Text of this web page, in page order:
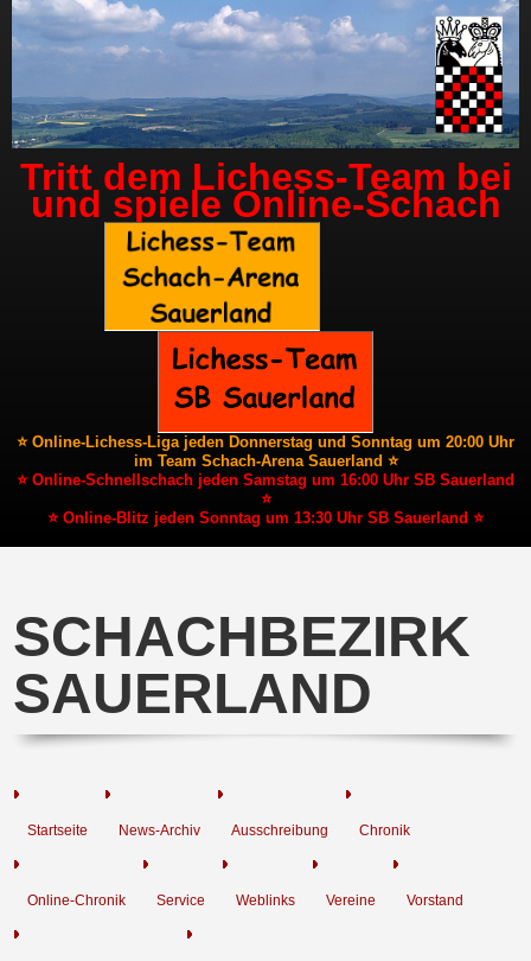
Tritt dem Lichess-Team bei
und spiele Online-Schach
⭐ Online-Lichess-Liga jeden Donnerstag und Sonntag um 20:00 Uhr
im Team Schach-Arena Sauerland ⭐
⭐ Online-Schnellschach jeden Samstag um 16:00 Uhr SB Sauerland
⭐
⭐ Online-Blitz jeden Sonntag um 13:30 Uhr SB Sauerland ⭐
SCHACHBEZIRK
SAUERLAND
Startseite News-Archiv Ausschreibung Chronik
Online-Chronik Service Weblinks Vereine Vorstand